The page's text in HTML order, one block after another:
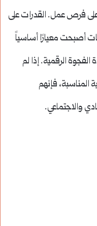
على فرص عمل. القدرات على
أصبحت معيارًا أساسياً
الرقمية. إذا لم
المناسبة، فإنهم
والاجتماعي.